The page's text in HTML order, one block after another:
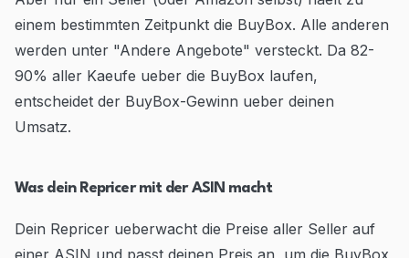
einem bestimmten Zeitpunkt die BuyBox. Alle anderen
werden unter "Andere Angebote" versteckt. Da 82-
90% aller Kaeufe ueber die BuyBox laufen,
entscheidet der BuyBox-Gewinn ueber deinen
Umsatz.
Was dein Repricer mit der ASIN macht
Dein Repricer ueberwacht die Preise aller Seller auf
einer ASIN und passt deinen Preis an, um die BuyBox